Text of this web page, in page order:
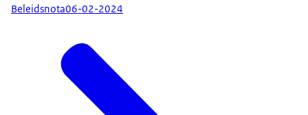
Beleidsnota06-02-2024